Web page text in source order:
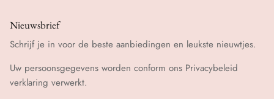
Nieuwsbrief
Schrijf je in voor de beste aanbiedingen en leukste nieuwtjes.
Uw persoonsgegevens worden conform ons Privacybeleid
verklaring verwerkt.